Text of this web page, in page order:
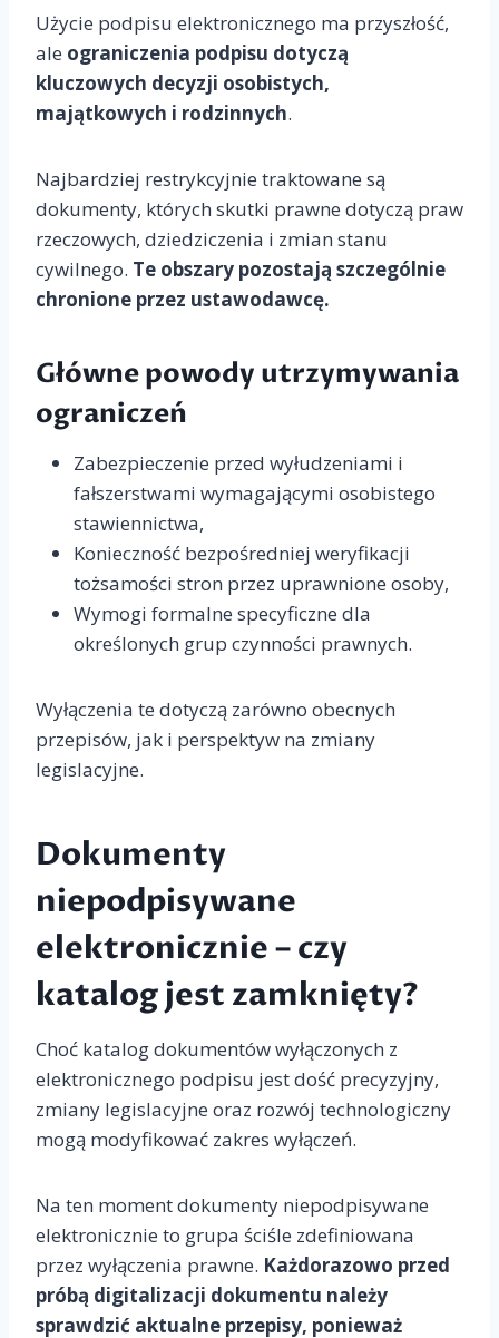
Użycie podpisu elektronicznego ma przyszłość,
ale ograniczenia podpisu dotyczą
kluczowych decyzji osobistych,
majątkowych i rodzinnych.
Najbardziej restrykcyjnie traktowane są
dokumenty, których skutki prawne dotyczą praw
rzeczowych, dziedziczenia i zmian stanu
cywilnego. Te obszary pozostają szczególnie
chronione przez ustawodawcę.
Główne powody utrzymywania
ograniczeń
Zabezpieczenie przed wyłudzeniami i
fałszerstwami wymagającymi osobistego
stawiennictwa,
Konieczność bezpośredniej weryfikacji
tożsamości stron przez uprawnione osoby,
Wymogi formalne specyficzne dla
określonych grup czynności prawnych.
Wyłączenia te dotyczą zarówno obecnych
przepisów, jak i perspektyw na zmiany
legislacyjne.
Dokumenty
niepodpisywane
elektronicznie – czy
katalog jest zamknięty?
Choć katalog dokumentów wyłączonych z
elektronicznego podpisu jest dość precyzyjny,
zmiany legislacyjne oraz rozwój technologiczny
mogą modyfikować zakres wyłączeń.
Na ten moment dokumenty niepodpisywane
elektronicznie to grupa ściśle zdefiniowana
przez wyłączenia prawne. Każdorazowo przed
próbą digitalizacji dokumentu należy
sprawdzić aktualne przepisy, ponieważ